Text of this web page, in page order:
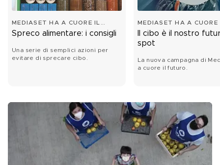
MEDIASET HA A CUORE IL
FUTURO
Spreco alimentare: i consigli
Una serie di semplici azioni per
evitare di sprecare cibo.
MEDIASET HA A CUORE
FUTURO
Il cibo è il nostro
spot
La nuova campagna di
a cuore il futuro.